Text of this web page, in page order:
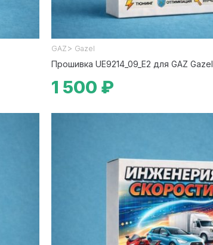
GAZ > Gazel
Прошивка UE9214_09_E2 для GAZ Gazel
1 500 ₽